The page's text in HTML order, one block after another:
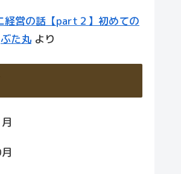
経営の話【part２】初めての
ぶた丸 より